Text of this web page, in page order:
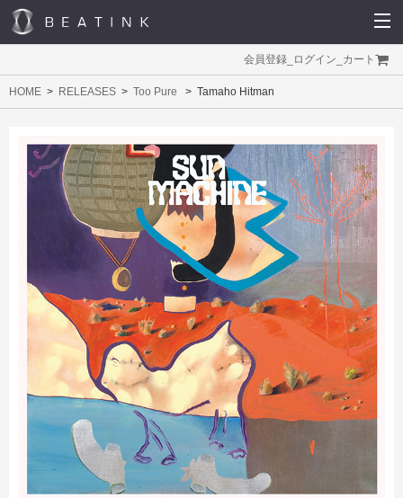
会員登録 ログイン カート
HOME RELEASES Too Pure Tamaho Hitman